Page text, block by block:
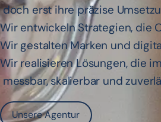
doch erst ihre präzise Umsetzu
Wir entwickelnStrategien, die
Wir gestalten Marken und digita
WirrealisierenLösungen, die im
messbar,skalierbar und zuverlä
Unsere Agentur